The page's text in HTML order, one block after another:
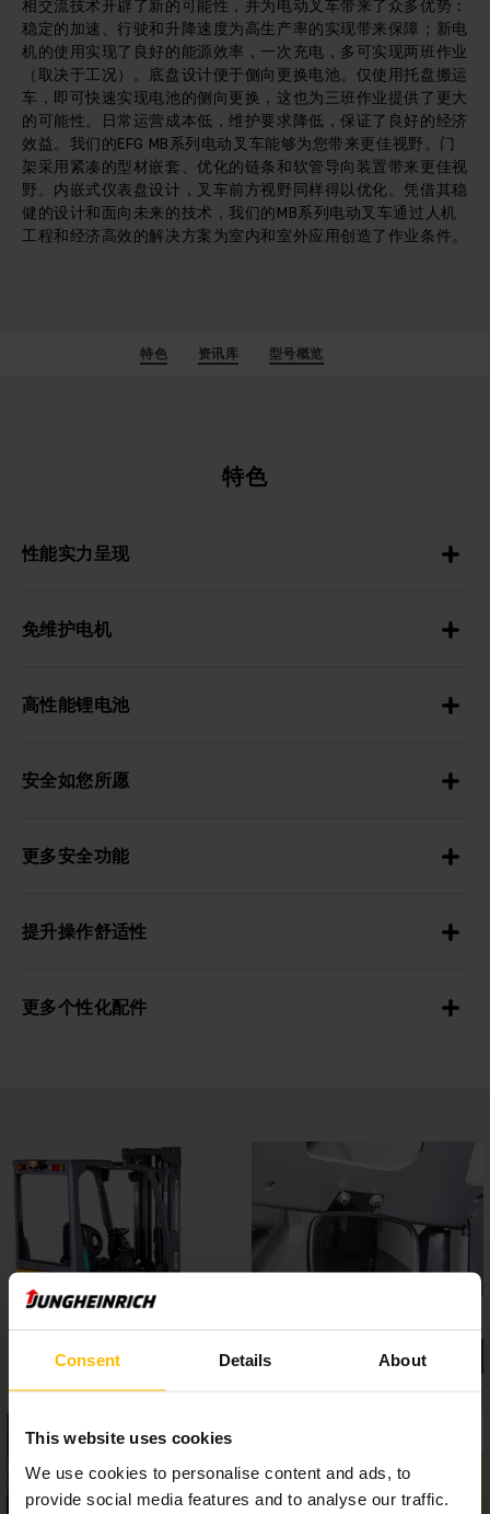
Consent Details About
This website uses cookies
We use cookies to personalise content and ads, to
provide social media features and to analyse our traffic.
相交流技术开辟了新的可能性，并为电动叉车带来了众多优势：
稳定的加速、行驶和升降速度为高生产率的实现带来保障；新电
机的使用实现了良好的能源效率，一次充电，多可实现两班作业
（取决于工况）。底盘设计便于侧向更换电池。仅使用托盘搬运
车，即可快速实现电池的侧向更换，这也为三班作业提供了更大
的可能性。日常运营成本低，维护要求降低，保证了良好的经济
效益。我们的EFG MB系列电动叉车能够为您带来更佳视野。门
架采用紧凑的型材嵌套、优化的链条和软管导向装置带来更佳视
野。内嵌式仪表盘设计，叉车前方视野同样得以优化。凭借其稳
健的设计和面向未来的技术，我们的MB系列电动叉车通过人机
工程和经济高效的解决方案为室内和室外应用创造了作业条件。
特色 资讯库 型号概览
特色
性能实力呈现
免维护电机
高性能锂电池
安全如您所愿
更多安全功能
提升操作舒适性
更多个性化配件